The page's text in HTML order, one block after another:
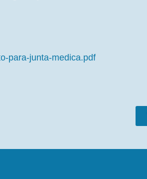
para-junta-medica.pdf